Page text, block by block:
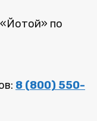
по
8 (800) 550-